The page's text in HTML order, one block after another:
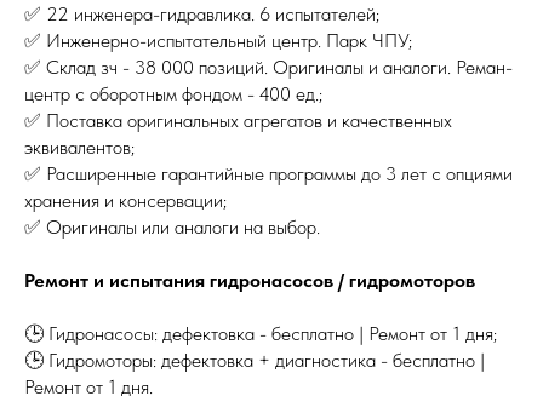
✅ 22 инженера-гидравлика. 6 испытателей;
✅ Инженерно-испытательный центр. Парк ЧПУ;
✅ Склад зч - 38 000 позиций. Оригиналы и аналоги. Реман-
центр с оборотным фондом - 400 ед.;
✅ Поставка оригинальных агрегатов и качественных
эквивалентов;
✅ Расширенные гарантийные программы до 3 лет с опциями
хранения и консервации;
✅ Оригиналы или аналоги на выбор.
Ремонт и испытания гидронасосов / гидромоторов
🕒 Гидронасосы: дефектовка - бесплатно | Ремонт от 1 дня;
🕒 Гидромоторы: дефектовка + диагностика - бесплатно |
Ремонт от 1 дня.